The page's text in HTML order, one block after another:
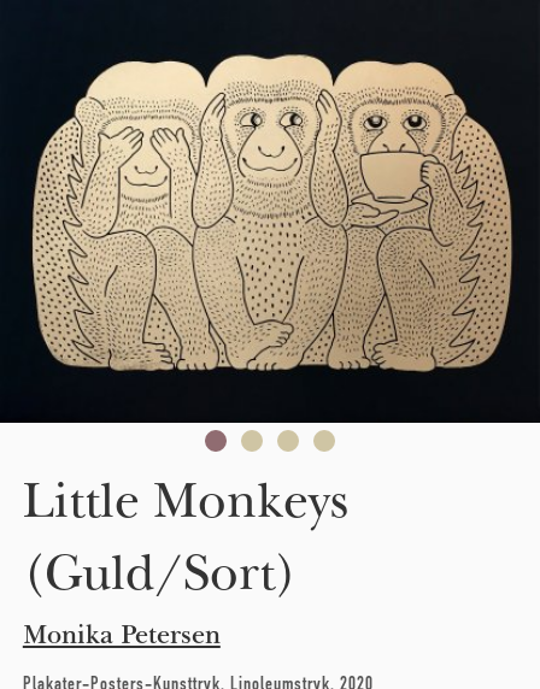
Little Monkeys
(Guld/Sort)
Monika Petersen
Plakater-Posters-Kunsttryk Linoleumstryk 2020